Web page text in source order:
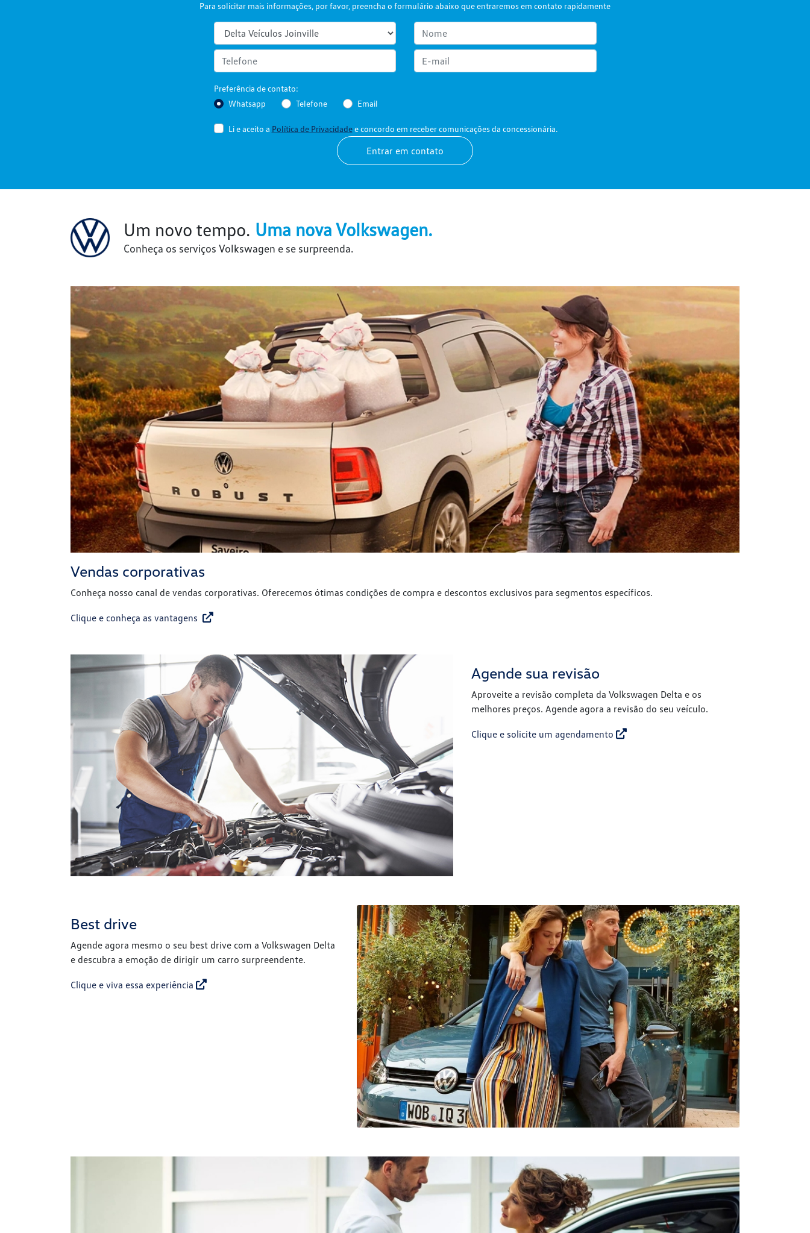
Para solicitar mais informações, por favor, preencha o formulário abaixo que entraremos em contato rapidamente
Preferência de contato:
Whatsapp
Telefone Email
Li e aceito a Política de Privacidadee concordo em receber comunicações da concessionária.
Entrar em contato
Um novo tempo. Uma nova Volkswagen.
Conheça os serviços Volkswagen e se surpreenda.
Vendas corporativas
Conheça nosso canal de vendas corporativas. Oferecemos ótimas condições de compra e descontos exclusivos para segmentos específicos.
Clique e conheça as vantagens
Agende sua revisão
Aproveite a revisão completa da Volkswagen Delta e os
melhores preços. Agende agora a revisão do seu veículo.
Clique e solicite um agendamento
Best drive
Agende agora mesmo o seu best drive com a Volkswagen Delta
e descubra a emoção de dirigir um carro surpreendente.
Clique e viva essa experiência